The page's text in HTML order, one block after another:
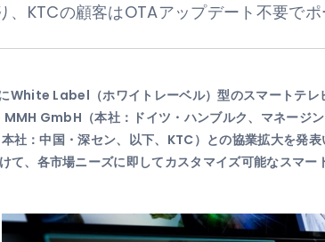
、KTCの顧客はOTAアップデート不要で
White Label（ホワイトレーベル）型のスマートテ
GmbH（本社：ドイツ・ハンブルク、マネージ
社：中国・深セン、以下、KTC）との協業拡大を
て、各市場ニーズに即してカスタマイズ可能なスマ